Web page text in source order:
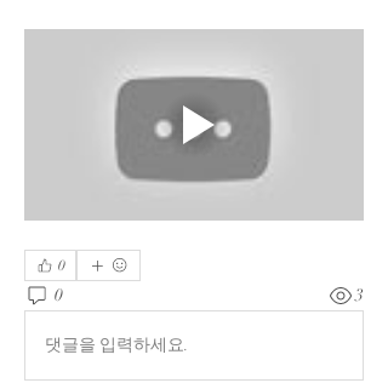
0
0 3
댓글을 입력하세요.